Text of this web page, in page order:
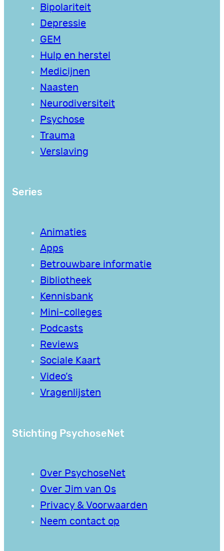
Bipolariteit
Depressie
GEM
Hulp en herstel
Medicijnen
Naasten
Neurodiversiteit
Psychose
Trauma
Verslaving
Series
Animaties
Apps
Betrouwbare informatie
Bibliotheek
Kennisbank
Mini-colleges
Podcasts
Reviews
Sociale Kaart
Video’s
Vragenlijsten
Stichting PsychoseNet
Over PsychoseNet
Over Jim van Os
Privacy & Voorwaarden
Neem contact op